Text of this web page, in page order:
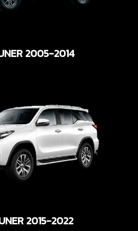
2005-2014
2015-2022